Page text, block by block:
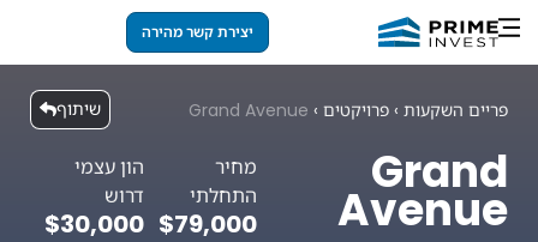
יצירת קשר מהירה
פריים השקעות › פרויקטים ›
Grand Avenue שיתוף
Grand
Avenue
מחיר
התחלתי
$79,000
הון עצמי
דרוש
$30,000